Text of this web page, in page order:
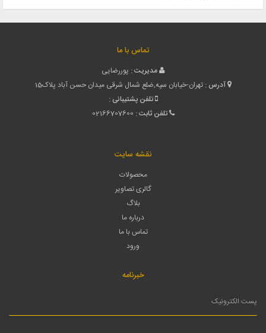
تماس با ما
مدیریت : پوررضایی
آدرس : تهران-خیابان سپه,ضلع شمال شرقی میدان حسن آباد پلاک15
تلفن پشتیبانی :
تلفن ثابت : 02166707600
نقشه سایت
محصولات
گالری تصاویر
بلاگ
درباره ما
تماس با ما
ورود
خبرنامه